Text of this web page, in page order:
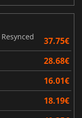
37.75€
28.68€
16.01€
18.19€